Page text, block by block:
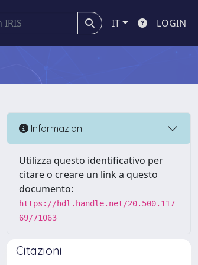
IT LOGIN
Informazioni
Utilizza questo identificativo per
citare o creare un link a questo
documento:
https://hdl.handle.net/20.500.117
69/71063
Citazioni